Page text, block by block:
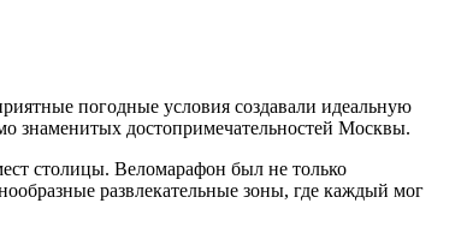
погодные условия создавали идеальную
знаменитых достопримечательностей Москвы.
столицы. Веломарафон был не только
развлекательные зоны, где каждый мог